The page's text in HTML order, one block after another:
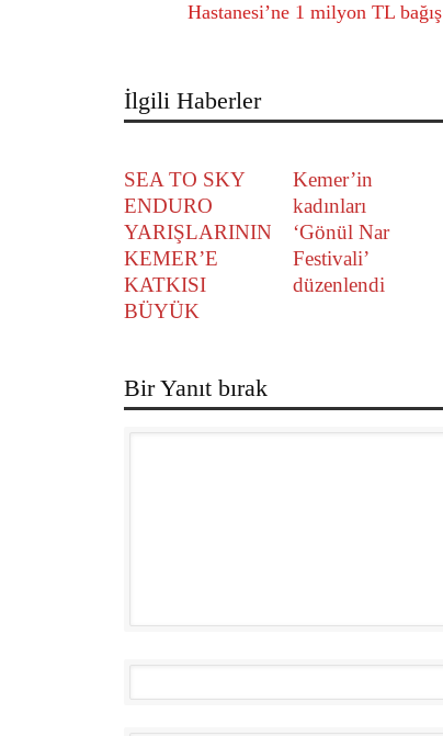
Hastanesi’ne 1 milyon TL bağış
İlgili Haberler
SEA TO SKY
ENDURO
YARIŞLARININ
KEMER’E
KATKISI
BÜYÜK
Kemer’in
kadınları
‘Gönül Nar
Festivali’
düzenlendi
Bir Yanıt bırak